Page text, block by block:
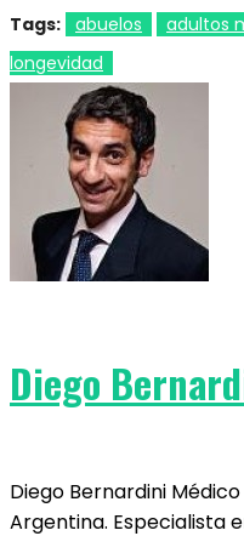
Tags: abuelos adultos
longevidad
Diego
Diego Bernardini
Argentina. Especialista